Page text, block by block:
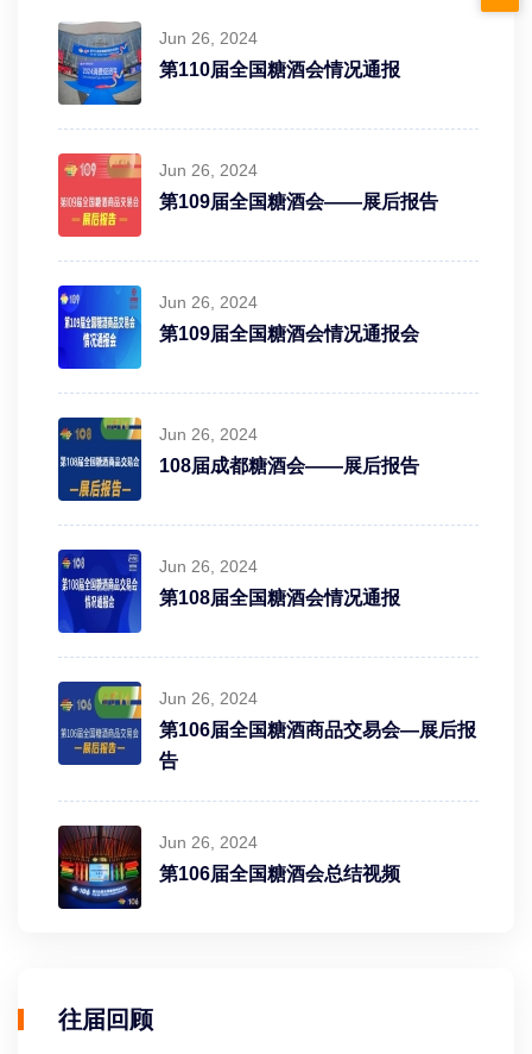
Jun 26, 2024
第110届全国糖酒会情况通报
Jun 26, 2024
第109届全国糖酒会——展后报告
Jun 26, 2024
第109届全国糖酒会情况通报会
Jun 26, 2024
108届成都糖酒会——展后报告
Jun 26, 2024
第108届全国糖酒会情况通报
Jun 26, 2024
第106届全国糖酒商品交易会—展后报
告
Jun 26, 2024
第106届全国糖酒会总结视频
往届回顾